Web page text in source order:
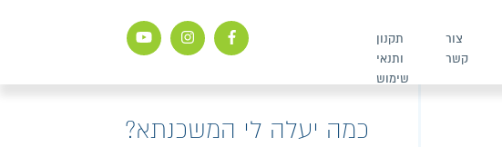
צור
קשר
תקנון
ותנאי
שימוש
כמה יעלה לי המשכנתא?